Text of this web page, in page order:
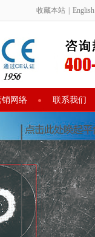
收藏本站 English
销网络 联系我们